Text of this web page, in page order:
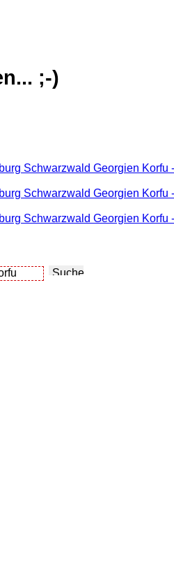
;-)
Schwarzwald Georgien Korfu
Schwarzwald Georgien Korfu
Schwarzwald Georgien Korfu